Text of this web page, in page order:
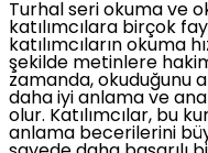
Turhal seri okuma ve
katılımcılara birçok
katılımcıların okuma
şekilde metinlere
zamanda, okuduğunu
daha iyi anlama ve
olur. Katılımcılar, bu
anlama becerilerini